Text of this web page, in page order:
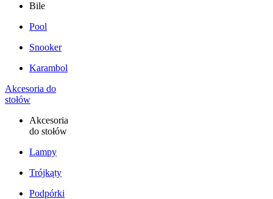
Bile
Pool
Snooker
Karambol
Akcesoria do
stołów
Akcesoria
do stołów
Lampy
Trójkąty
Podpórki